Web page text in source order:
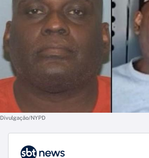
Divulgação/NYPD